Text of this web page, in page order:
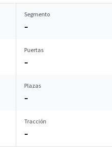
Segmento
–
Puertas
–
Plazas
–
Tracción
–